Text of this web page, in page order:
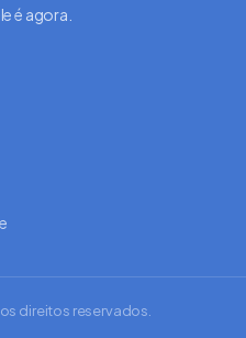
é agora.
direitos reservados.